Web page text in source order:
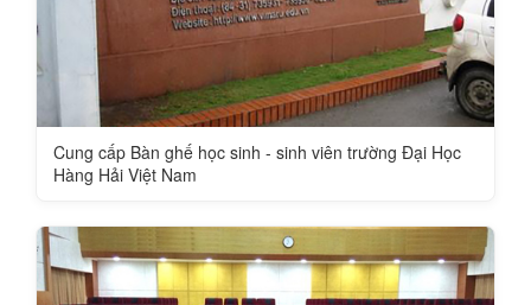
Cung cấp Bàn ghế học sinh - sinh viên trường Đại Học
Hàng Hải Việt Nam